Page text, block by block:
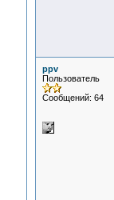
ppv
Пользователь
Сообщений: 64